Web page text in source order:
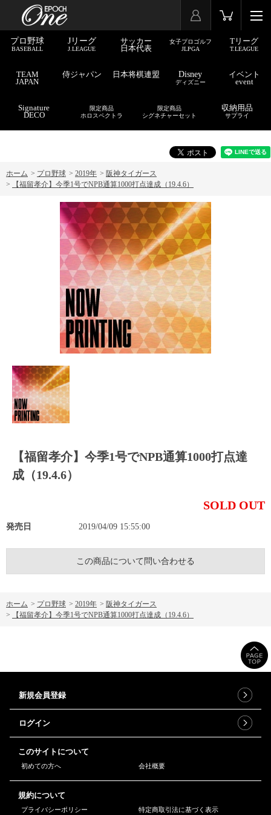
プロ野球
BASEBALL
Jリーグ
J.LEAGUE
サッカー
日本代表
女子プロゴルフ
JLPGA
Tリーグ
T.LEAGUE
TEAM
JAPAN
侍ジャパン 日本将棋連盟 Disney
ディズニー
イベント
event
Signature
DECO
限定商品
ホロスペクトラ
限定商品
シグネチャーセット
収納用品
サプライ
ホーム > プロ野球 > 2019年 > 阪神タイガース
>
【福留孝介】今季1号でNPB通算1000打点達成（19.4.6）
【福留孝介】今季1号でNPB通算1000打点達
成（19.4.6）
SOLD OUT
発売日 2019/04/09 15:55:00
この商品について問い合わせる
ホーム > プロ野球 > 2019年 > 阪神タイガース
>
【福留孝介】今季1号でNPB通算1000打点達成（19.4.6）
新規会員登録
ログイン
このサイトについて
初めての方へ 会社概要
規約について
プライバシーポリシー 特定商取引法に基づく表示